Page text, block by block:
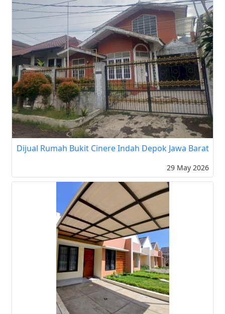
Dijual Rumah Bukit Cinere Indah Depok Jawa Barat
29 May 2026